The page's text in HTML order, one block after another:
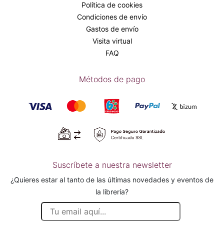
Política de cookies
Condiciones de envío
Gastos de envío
Visita virtual
FAQ
Métodos de pago
Suscríbete a nuestra newsletter
¿Quieres estar al tanto de las últimas novedades y eventos de
la librería?